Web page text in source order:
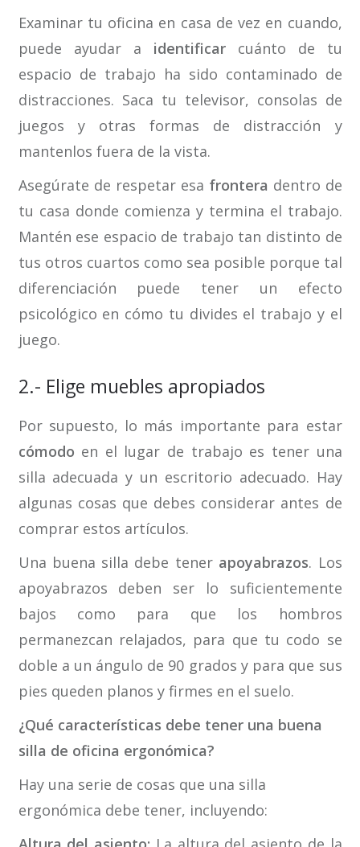
Examinar tu oficina en casa de vez en cuando,
puede ayudar a identificarcuánto de tu
espacio de trabajo ha sido contaminado de
distracciones. Saca tu televisor, consolas de
juegos y otras formas de distracción y
mantenlos fuera de la vista.
Asegúrate de respetar esa frontera dentro de
tu casa donde comienza y termina el trabajo.
Mantén ese espacio de trabajo tan distinto de
tus otros cuartos como sea posible porque tal
diferenciación puede tener un efecto
psicológico en cómo tu divides el trabajo y el
juego.
2.- Elige muebles apropiados
Por supuesto, lo más importante para estar
cómodo en el lugar de trabajo es tener una
silla adecuada y un escritorio adecuado. Hay
algunas cosas que debes considerar antes de
comprar estos artículos.
Una buena silla debe tener apoyabrazos. Los
apoyabrazos deben ser lo suficientemente
bajos como para que los hombros
permanezcan relajados, para que tu codo se
doble a un ángulo de 90 grados y para que sus
pies queden planos y firmes en el suelo.
¿Qué características debe tener una buena
silla de oficina ergonómica?
Hay una serie de cosas que una silla
ergonómica debe tener, incluyendo: